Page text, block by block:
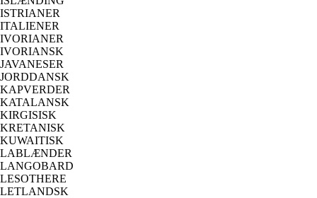
ISTRIANER
ITALIENER
IVORIANER
IVORIANSK
JAVANESER
JORDDANSK
KAPVERDER
KATALANSK
KIRGISISK
KRETANISK
KUWAITISK
LABLÆNDER
LANGOBARD
LESOTHERE
LETLANDSK